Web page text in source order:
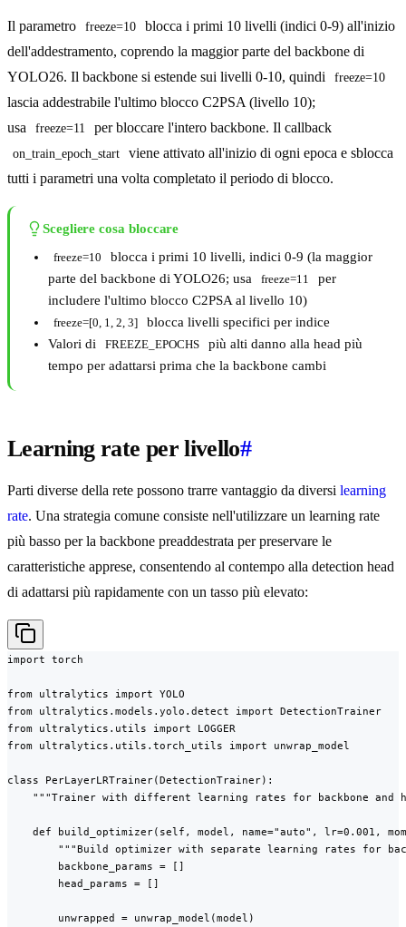
Il parametro freeze=10
blocca i primi 10 livelli (indici 0-9) all'inizio
dell'addestramento, coprendo la maggior parte del backbone di
YOLO26. Il backbone si estende sui livelli 0-10, quindi
freeze=10
lascia addestrabile l'ultimo blocco C2PSA (livello 10);
usa
freeze=11 per bloccare l'intero backbone. Il callback
on_train_epoch_start
viene attivato all'inizio di ogni epoca e sblocca
tutti i parametri una volta completato il periodo di blocco.
Scegliere cosa bloccare
freeze=10
blocca i primi 10 livelli, indici 0-9 (la maggior
parte del backbone di YOLO26; usa
freeze=11
per
includere l'ultimo blocco C2PSA al livello 10)
freeze=[0, 1, 2, 3]
blocca livelli specifici per indice
Valori di
FREEZE_EPOCHS
più alti danno alla head più
tempo per adattarsi prima che la backbone cambi
Learning rate per livello#
Parti diverse della rete possono trarre vantaggio da diversi learning
rate. Una strategia comune consiste nell'utilizzare un learning rate
più basso per la backbone preaddestrata per preservare le
caratteristiche apprese, consentendo al contempo alla detection head
di adattarsi più rapidamente con un tasso più elevato:
import torch
from ultralytics import YOLO
from ultralytics.models.yolo.detect import DetectionTrainer
from ultralytics.utils import LOGGER
from ultralytics.utils.torch_utils import unwrap_model
class PerLayerLRTrainer(DetectionTrainer):
"""Trainer with different learning rates for backbone and
def build_optimizer(self, model, name="auto", lr=0.001,
"""Build optimizer with separate learning rates for
        backbone_params = []
        head_params = []
        unwrapped = unwrap_model(model)